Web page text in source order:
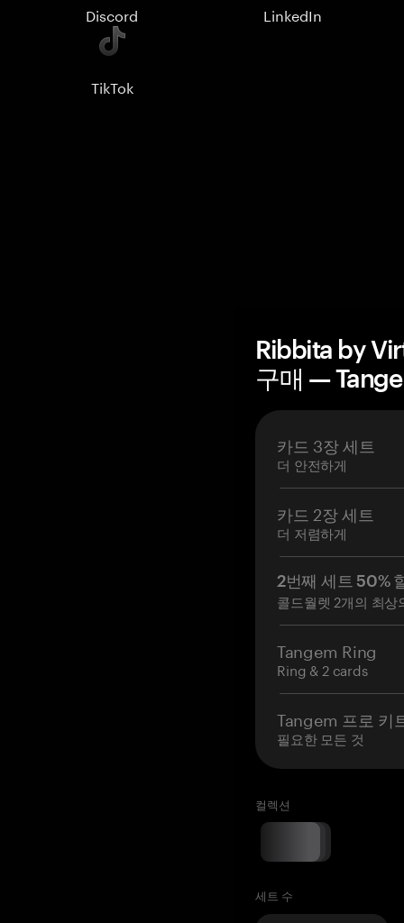
Discord LinkedIn
TikTok
Ribbita by
구매 —
카드 3장 세트
더 안전하게
카드 2장 세트
더 저렴하게
2번째 세트 50%
콜드월렛 2개의 최상
Tangem Ring
Ring & 2 cards
Tangem 프로 키
필요한 모든 것
컬렉션
세트 수